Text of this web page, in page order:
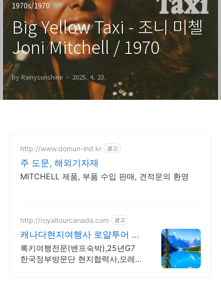
1970s/1970
Big Yellow Taxi - 조니 미첼
Joni Mitchell / 1970
by Rainysunshine 2025. 4. 23.
http://www.domun-ind.kr 광고
주 도문, 해외기자재
MITCHELL 제품, 부품 수입 판매, 견적문의 환영
http://royaltourcanada.com 광고
캐나다현지여행사 로얄투어 호
수의 왕 모레인호수 방문
록키여행전문(밴프숙박),25년G7
한국정부방문단 현지협력사,모레